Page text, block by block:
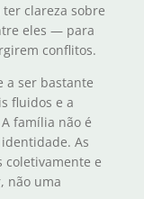
clareza sobre
eles — para
conflitos.
a ser bastante
fluidos e a
família não é
As
coletivamente e
não uma